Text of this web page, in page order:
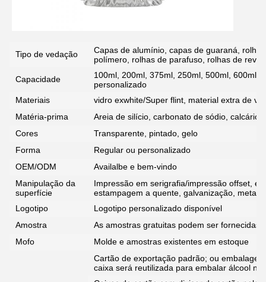
Tipo de vedação
Capas de alumínio, capas de guaraná,
polímero, rolhas de parafuso, rolhas de
Capacidade
100ml, 200ml, 375ml, 250ml, 500ml, 600ml,
personalizado
Materiais
vidro exwhite/Super flint, material extra de
Matéria-prima
Areia de silício, carbonato de sódio,
Cores
Transparente, pintado, gelo
Forma
Regular ou personalizado
OEM/ODM
Availalbe e bem-vindo
Manipulação da
superfície
Impressão em serigrafia/impressão offset,
estampagem a quente, galvanização,
Logotipo
Logotipo personalizado disponível
Amostra
As amostras gratuitas podem ser fornecidas
Mofo
Molde e amostras existentes em estoque
Cartão de exportação padrão; ou
caixa será reutilizada para embalar álcool na